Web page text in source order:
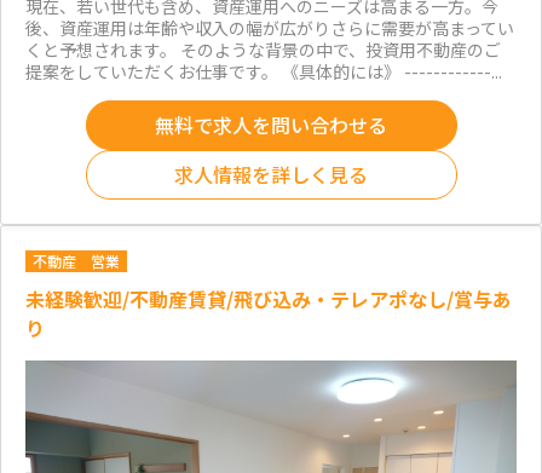
現在、若い世代も含め、資産運用へのニーズは高まる一方。今
後、資産運用は年齢や収入の幅が広がりさらに需要が高まってい
くと予想されます。 そのような背景の中で、投資用不動産のご
提案をしていただくお仕事です。 《具体的には》 ------------...
無料で求人を問い合わせる
求人情報を詳しく見る
不動産 営業
未経験歓迎/不動産賃貸/飛び込み・テレアポなし/賞与あ
り